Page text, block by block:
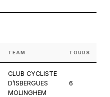
TEAM TOURS
CLUB CYCLISTE
D’ISBERGUES
MOLINGHEM
6